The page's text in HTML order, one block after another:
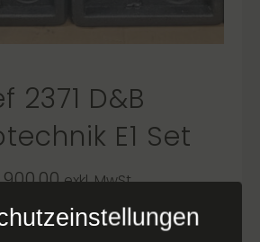
2371 D&B
E1 Set
exkl. MwSt.